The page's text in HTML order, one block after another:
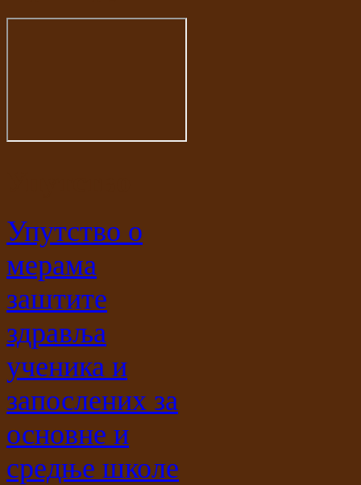
Упутство о
мерама
заштите
здравља
ученика и
запослених за
основне и
средње школе